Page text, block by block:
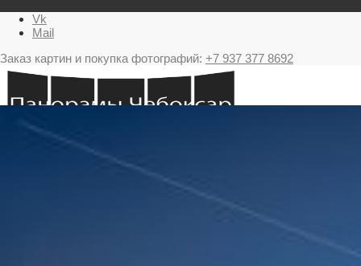
Vk
Mail
Заказ картин и покупка фотографий: +7 937 377 8692